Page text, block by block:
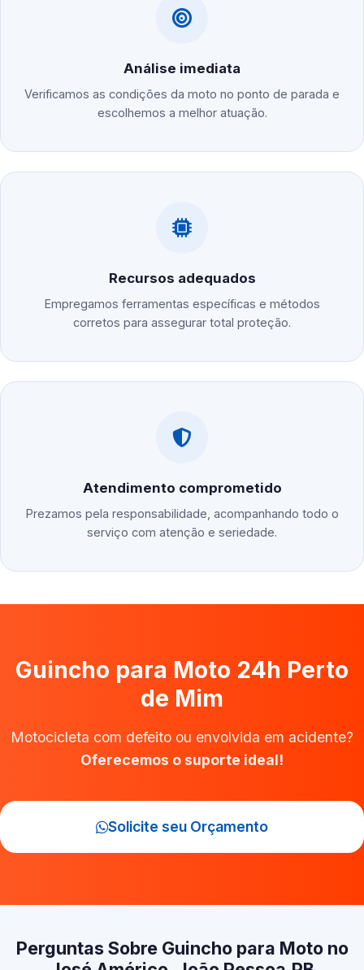
Análise imediata
Verificamos as condições da moto no ponto de parada e
escolhemos a melhor atuação.
Recursos adequados
Empregamos ferramentas específicas e métodos
corretos para assegurar total proteção.
Atendimento comprometido
Prezamos pela responsabilidade, acompanhando todo o
serviço com atenção e seriedade.
Guincho para Moto 24h Perto
de Mim
Motocicleta com defeito ou envolvida em acidente?
Oferecemos o suporte ideal!
Solicite seu Orçamento
Perguntas Sobre Guincho para Moto no